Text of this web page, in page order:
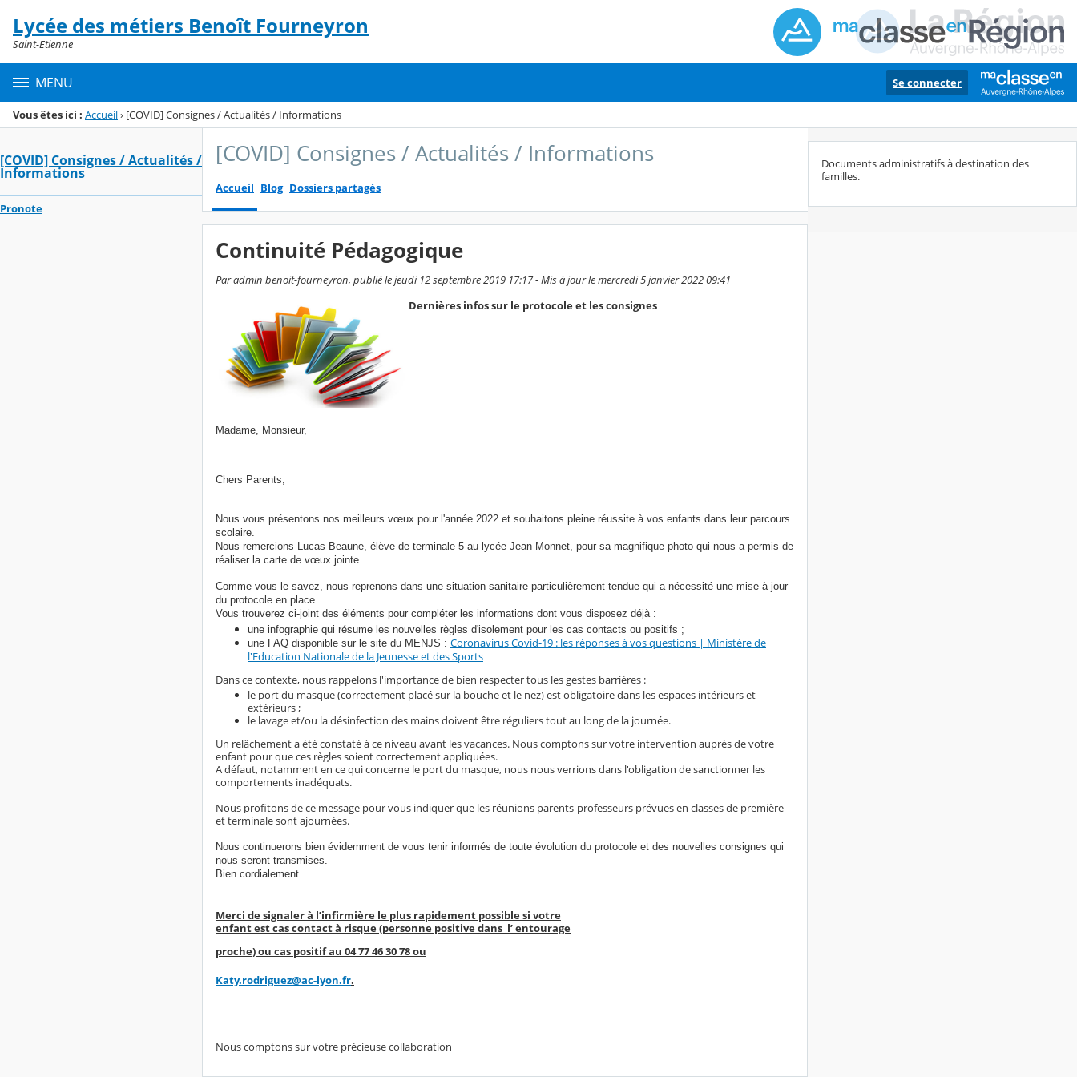
Menu de la rubrique
Contenu
Lycée des métiers Benoît Fourneyron
Saint-Etienne
MENU Se connecter
Vous êtes ici : Accueil› [COVID] Consignes / Actualités / Informations
[COVID] Consignes / Actualités /
Informations
Pronote
[COVID] Consignes / Actualités / Informations
Accueil Blog Dossiers partagés
Continuité Pédagogique
Par admin benoit-fourneyron, publié le jeudi 12 septembre 2019 17:17 - Mis à jour le mercredi 5 janvier 2022 09:41
Dernières infos sur le protocole et les consignes
Madame, Monsieur,
Chers Parents,
Nous vous présentons nos meilleurs vœux pour l'année 2022 et souhaitons pleine réussite à vos enfants dans leur parcours
scolaire.
Nous remercions Lucas Beaune, élève de terminale 5 au lycée Jean Monnet, pour sa magnifique photo qui nous a permis de
réaliser la carte de vœux jointe.
Comme vous le savez, nous reprenons dans une situation sanitaire particulièrement tendue qui a nécessité une mise à jour
du protocole en place.
Vous trouverez ci-joint des éléments pour compléter les informations dont vous disposez déjà :
une infographie qui résume les nouvelles règles d'isolement pour les cas contacts ou positifs ;
une FAQ disponible sur le site du MENJS : Coronavirus Covid-19 : les réponses à vos questions | Ministère de
l'Education Nationale de la Jeunesse et des Sports
Dans ce contexte, nous rappelons l'importance de bien respecter tous les gestes barrières :
le port du masque (correctement placé sur la bouche et le nez) est obligatoire dans les espaces intérieurs et
extérieurs ;
le lavage et/ou la désinfection des mains doivent être réguliers tout au long de la journée.
Un relâchement a été constaté à ce niveau avant les vacances. Nous comptons sur votre intervention auprès de votre
enfant pour que ces règles soient correctement appliquées.
A défaut, notamment en ce qui concerne le port du masque, nous nous verrions dans l'obligation de sanctionner les
comportements inadéquats.
Nous profitons de ce message pour vous indiquer que les réunions parents-professeurs prévues en classes de première
et terminale sont ajournées.
Nous continuerons bien évidemment de vous tenir informés de toute évolution du protocole et des nouvelles consignes qui
nous seront transmises.
Bien cordialement.
Merci de signaler à l’infirmière le plus rapidement possible si votre
enfant est cas contact à risque (personne positive dans l’ entourage
proche) ou cas positifau 04 77 46 30 78 ou
Katy.rodriguez@ac-lyon.fr.
Nous comptons sur votre précieuse collaboration
Documents administratifs à destination des
familles.